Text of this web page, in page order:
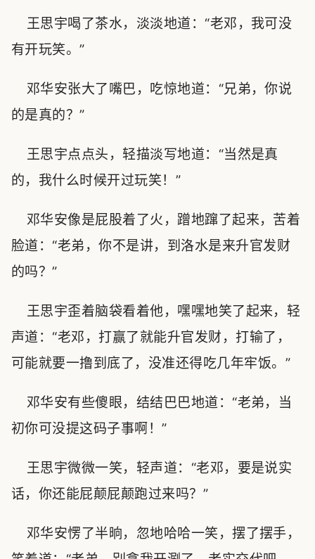
王思宇喝了茶水，淡淡地道：“老邓，我可没
有开玩笑。”
邓华安张大了嘴巴，吃惊地道：“兄弟，你说
的是真的？”
王思宇点点头，轻描淡写地道：“当然是真
的，我什么时候开过玩笑！”
邓华安像是屁股着了火，蹭地蹿了起来，苦着
脸道：“老弟，你不是讲，到洛水是来升官发财
的吗？”
王思宇歪着脑袋看着他，嘿嘿地笑了起来，轻
声道：“老邓，打赢了就能升官发财，打输了，
可能就要一撸到底了，没准还得吃几年牢饭。”
邓华安有些傻眼，结结巴巴地道：“老弟，当
初你可没提这码子事啊！”
王思宇微微一笑，轻声道：“老邓，要是说实
话，你还能屁颠屁颠跑过来吗？”
邓华安愣了半晌，忽地哈哈一笑，摆了摆手，